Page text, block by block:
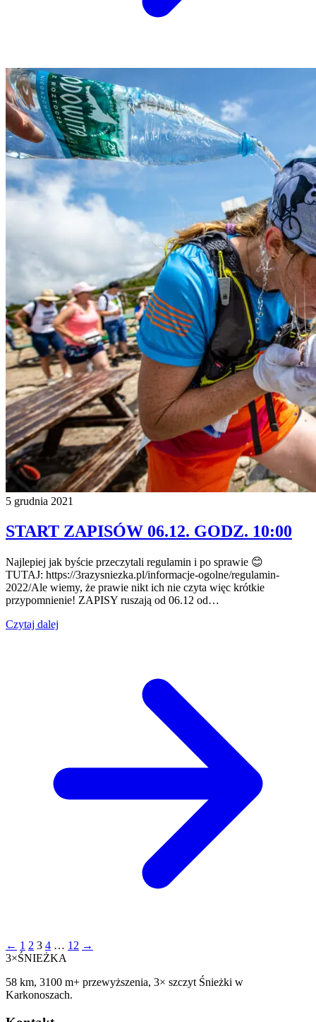
5 grudnia 2021
START ZAPISÓW 06.12. GODZ. 10:00
Najlepiej jak byście przeczytali regulamin i po sprawie 😊
TUTAJ: https://3razysniezka.pl/informacje-ogolne/regulamin-
2022/Ale wiemy, że prawie nikt ich nie czyta więc krótkie
przypomnienie! ZAPISY ruszają od 06.12 od…
Czytaj dalej
Stronicowanie
wpisów
← 1 2 3 4 … 12 →
3×ŚNIEŻKA
58 km, 3100 m+ przewyższenia, 3× szczyt Śnieżki w
Karkonoszach.